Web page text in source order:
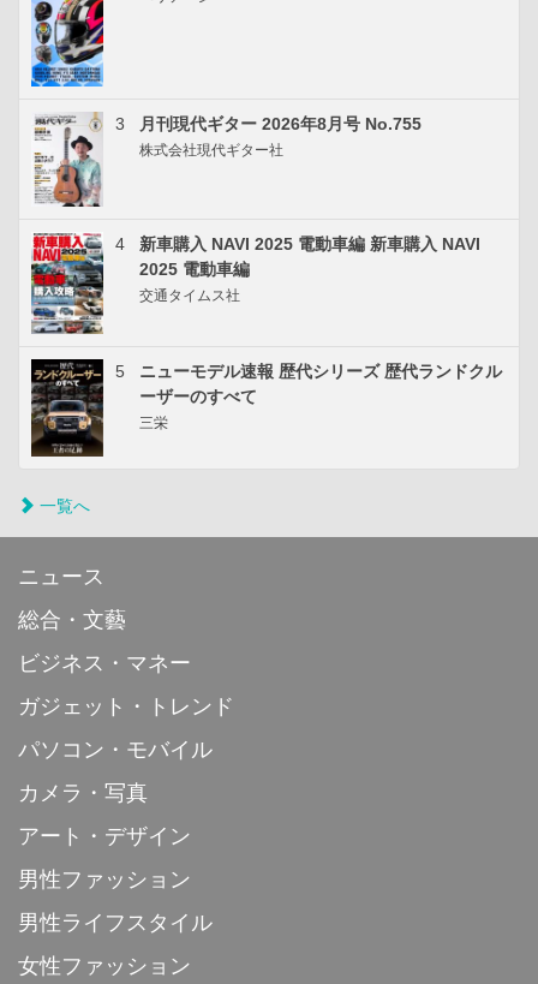
3 月刊現代ギター 2026年8月号 No.755
株式会社現代ギター社
4
新車購入 NAVI 2025 電動車編 新車購入 NAVI
2025 電動車編
交通タイムス社
5
ニューモデル速報 歴代シリーズ 歴代ランドクル
ーザーのすべて
三栄
一覧へ
ニュース
総合・文藝
ビジネス・マネー
ガジェット・トレンド
パソコン・モバイル
カメラ・写真
アート・デザイン
男性ファッション
男性ライフスタイル
女性ファッション